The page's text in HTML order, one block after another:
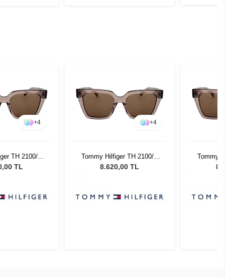
+4
TH 2100/S
Güneş
TL
+4
Tommy Hilfiger TH 2100/S
35J70 - 53 Kadın Güneş
8.620,00 TL
Tommy
35J70